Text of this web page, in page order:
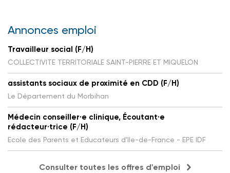
Annonces emploi
Travailleur social (F/H)
COLLECTIVITE TERRITORIALE SAINT-PIERRE ET MIQUELON
assistants sociaux de proximité en CDD (F/H)
Le Département du Morbihan
Médecin conseiller·e clinique, Écoutant·e
rédacteur·trice (F/H)
Ecole des Parents et Educateurs d'Ile-de-France - EPE IDF
Consulter toutes les offres d'emploi